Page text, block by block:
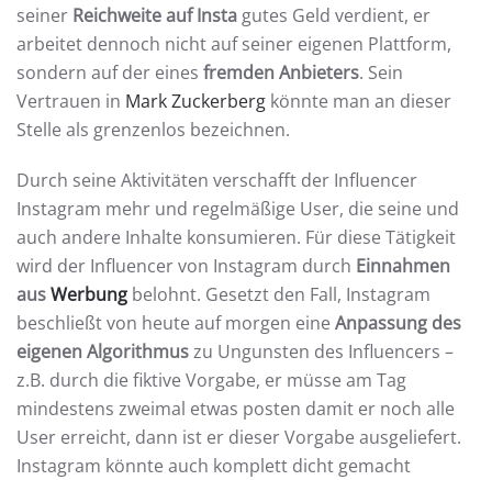
seiner Reichweite auf Insta gutes Geld verdient, er
arbeitet dennoch nicht auf seiner eigenen Plattform,
sondern auf der eines fremden Anbieters. Sein
Vertrauen in Mark Zuckerberg könnte man an dieser
Stelle als grenzenlos bezeichnen.
Durch seine Aktivitäten verschafft der Influencer
Instagram mehr und regelmäßige User, die seine und
auch andere Inhalte konsumieren. Für diese Tätigkeit
wird der Influencer von Instagram durch Einnahmen
ausWerbung belohnt. Gesetzt den Fall, Instagram
beschließt von heute auf morgen eine Anpassung des
eigenen Algorithmuszu Ungunsten des Influencers –
z.B. durch die fiktive Vorgabe, er müsse am Tag
mindestens zweimal etwas posten damit er noch alle
User erreicht, dann ist er dieser Vorgabe ausgeliefert.
Instagram könnte auch komplett dicht gemacht